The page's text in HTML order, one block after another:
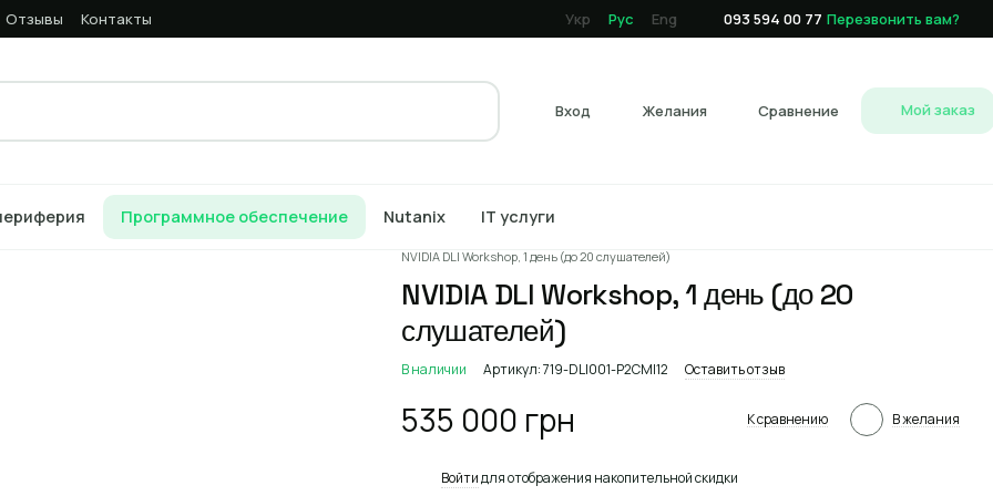
Отзывы Контакты Укр Рус Eng 093 594 00 77 Перезвонить вам?
Вход Желания Сравнение Мой заказ
Программное обеспечение Nutanix IT услуги
NVIDIA DLI Workshop, 1 день (до 20 слушателей)
NVIDIA DLI Workshop, 1 день (до 20
слушателей)
В наличии Артикул: 719-DLI001-P2CMI12 Оставить отзыв
535 000 грн К сравнению В желания
Войтидля отображения накопительной скидки